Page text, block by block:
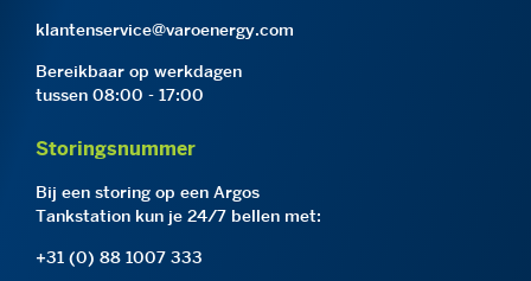
klantenservice@varoenergy.com
Bereikbaar op werkdagen
tussen 08:00 - 17:00
Storingsnummer
Bij een storing op een Argos
Tankstation kun je 24/7 bellen met:
+31 (0) 88 1007 333